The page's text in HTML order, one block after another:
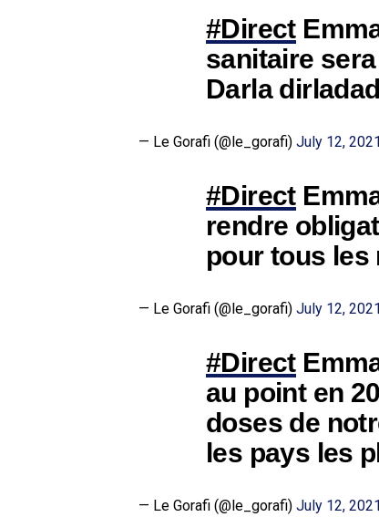
#Direct
sanitaire
Darla
— Le Gorafi (@le_gorafi) July 12, 2021
#Direct
rendre
pour tous les
— Le Gorafi (@le_gorafi) July 12, 2021
#Direct
au point en
doses de
les pays les
— Le Gorafi (@le_gorafi) July 12, 2021